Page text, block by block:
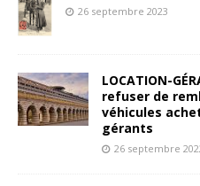
26 septembre 2023
LOCATION-
refuser de
véhicules
gérants
26 septembre